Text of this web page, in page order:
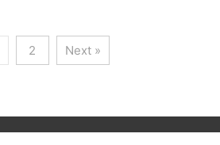
2 Next »